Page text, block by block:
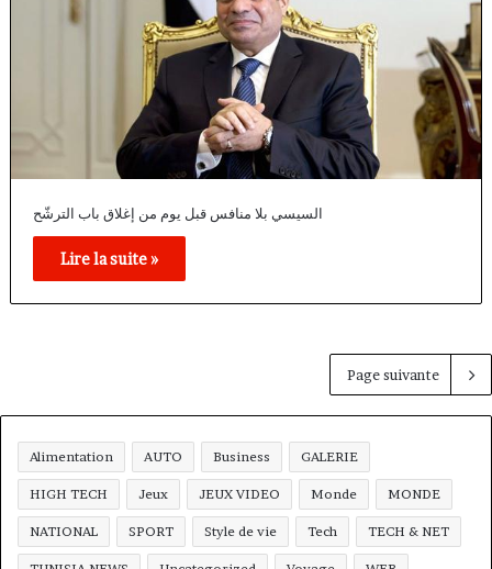
السيسي بلا منافس قبل يوم من إغلاق باب الترشّح
Lire la suite »
Page suivante
Alimentation AUTO Business GALERIE
HIGH TECH Jeux JEUX VIDEO Monde MONDE
NATIONAL SPORT Style de vie Tech TECH & NET